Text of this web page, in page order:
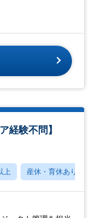
経験不問】
上 産休・育休あり